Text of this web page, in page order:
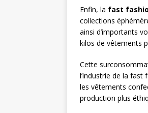
Enfin, la fast
collections
ainsi d’importants
kilos de vêtements
Cette
l’industrie de la
les vêtements
production plus